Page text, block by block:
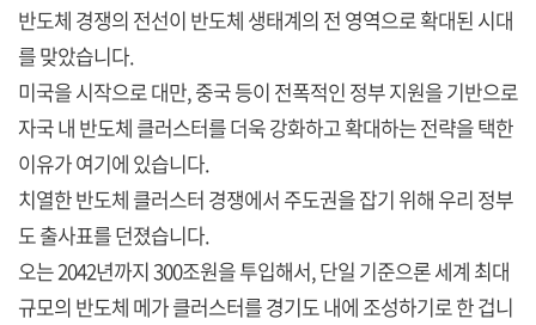
반도체 경쟁의 전선이 반도체 생태계의 전 영역으로 확대된 시대
를 맞았습니다.
미국을 시작으로 대만, 중국 등이 전폭적인 정부 지원을 기반으로
자국 내 반도체 클러스터를 더욱 강화하고 확대하는 전략을 택한
이유가 여기에 있습니다.
치열한 반도체 클러스터 경쟁에서 주도권을 잡기 위해 우리 정부
도 출사표를 던졌습니다.
오는 2042년까지 300조원을 투입해서, 단일 기준으론 세계 최대
규모의 반도체 메가 클러스터를 경기도 내에 조성하기로 한 겁니